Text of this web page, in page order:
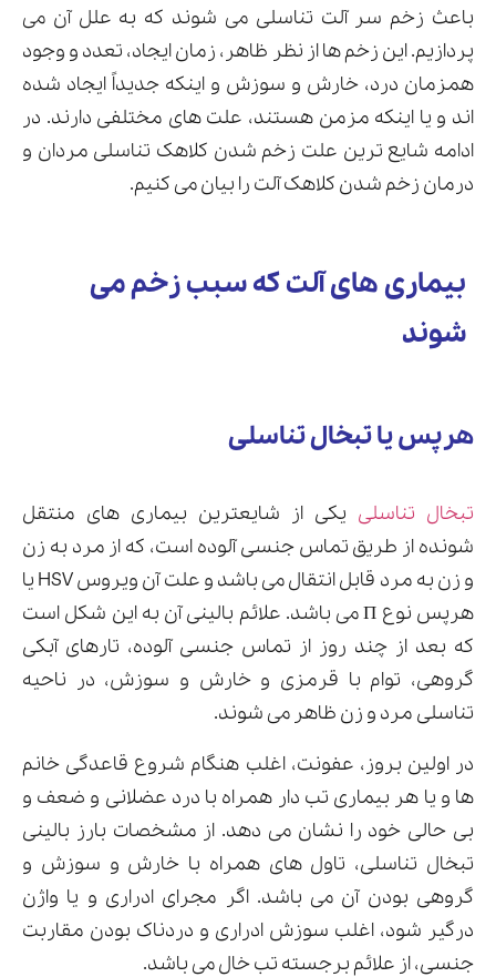
باعث زخم سر آلت تناسلی می شوند که به علل آن می
پردازیم. این زخم ها از نظر ظاهر، زمان ایجاد، تعدد و وجود
همزمان درد، خارش و سوزش و اینکه جدیداً ایجاد شده
اند و یا اینکه مزمن هستند، علت های مختلفی دارند. در
ادامه شایع ترین علت زخم شدن کلاهک تناسلی مردان و
درمان زخم شدن کلاهک آلت را بیان می کنیم.
بیماری های آلت که سبب زخم می
شوند
هرپس یا تبخال تناسلی
تبخال تناسلی یکی از شایعترین بیماری های منتقل
شونده از طریق تماس جنسی آلوده است، که از مرد به زن
و زن به مرد قابل انتقال می باشد و علت آن ویروس HSV یا
هرپس نوع П می باشد. علائم بالینی آن به این شکل است
که بعد از چند روز از تماس جنسی آلوده، تارهای آبکی
گروهی، توام با قرمزی و خارش و سوزش، در ناحیه
تناسلی مرد و زن ظاهر می شوند.
در اولین بروز، عفونت، اغلب هنگام شروع قاعدگی خانم
ها و یا هر بیماری تب دار همراه با درد عضلانی و ضعف و
بی حالی خود را نشان می دهد. از مشخصات بارز بالینی
تبخال تناسلی، تاول های همراه با خارش و سوزش و
گروهی بودن آن می باشد. اگر مجرای ادراری و یا واژن
درگیر شود، اغلب سوزش ادراری و دردناک بودن مقاربت
جنسی، از علائم برجسته تب خال می باشد.
ارسال
قدرت گرفته از همیارسیستم